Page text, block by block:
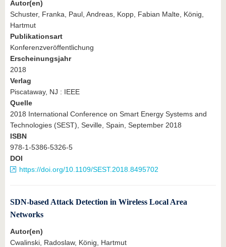
Autor(en)
Schuster, Franka, Paul, Andreas, Kopp, Fabian Malte, König,
Hartmut
Publikationsart
Konferenzveröffentlichung
Erscheinungsjahr
2018
Verlag
Piscataway, NJ : IEEE
Quelle
2018 International Conference on Smart Energy Systems and
Technologies (SEST), Seville, Spain, September 2018
ISBN
978-1-5386-5326-5
DOI
https://doi.org/10.1109/SEST.2018.8495702
SDN-based Attack Detection in Wireless Local Area
Networks
Autor(en)
Cwalinski, Radoslaw, König, Hartmut